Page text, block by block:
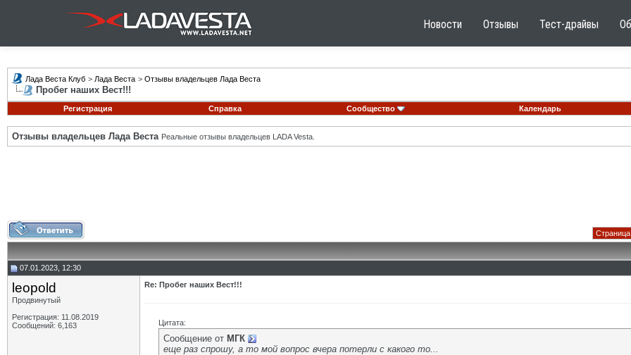
Новости Отзывы Тест-драйвы
Лада Веста Клуб > Лада Веста > Отзывы владельцев Лада Веста
Пробег наших Вест!!!
Регистрация
Справка Сообщество Календарь
Отзывы владельцев Лада Веста Реальные отзывы владельцев LADA Vesta.
07.01.2023, 12:30
leopold
Продвинутый
Регистрация: 11.08.2019
Сообщений: 6,163
Re: Пробег наших Вест!!!
Цитата:
Сообщение от МГК
еще раз спрошу, а то мой вопрос вчера потерли с какого то...